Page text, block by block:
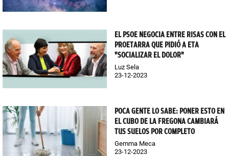
EL PSOE NEGOCIA ENTRE RISAS CON EL
PROETARRA QUE PIDIÓ A ETA
"SOCIALIZAR EL DOLOR"
Luz Sela
23-12-2023
POCA GENTE LO SABE: PONER ESTO EN
EL CUBO DE LA FREGONA CAMBIARÁ
TUS SUELOS POR COMPLETO
Gemma Meca
23-12-2023